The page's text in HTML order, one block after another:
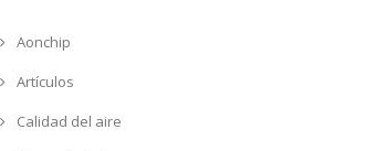
Aonchip
Artículos
Calidad del aire